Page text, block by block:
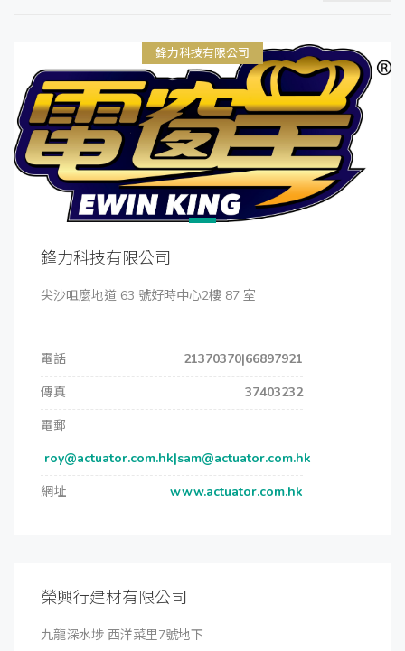
鋒力科技有限公司
鋒力科技有限公司
尖沙咀麼地道 63 號好時中心2樓 87 室
電話
21370370|66897921
傳真
37403232
電郵
roy@actuator.com.hk|sam@actuator.com.hk
網址
www.actuator.com.hk
榮興行建材有限公司
九龍深水埗 西洋菜里7號地下